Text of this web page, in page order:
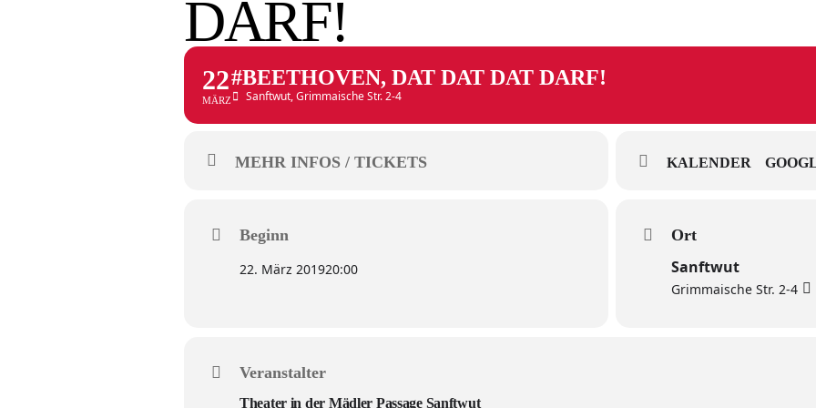
DARF!
22
MÄRZ
#BEETHOVEN, DAT DAT DAT DARF!
Sanftwut, Grimmaische Str. 2-4
MEHR INFOS / TICKETS KALENDER
Beginn
22. März 201920:00
Ort
Sanftwut
Grimmaische Str. 2-4
Veranstalter
Theater in der Mädler Passage Sanftwut